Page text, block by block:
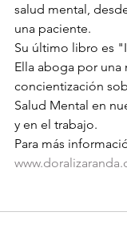
salud mental,
una paciente.
Su último libro es
Ella aboga por una
concientización
Salud Mental en
y en el trabajo.
Para más